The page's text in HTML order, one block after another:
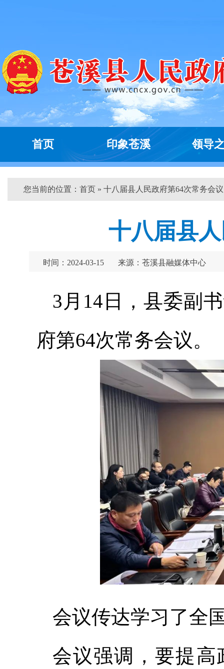
首页 印象苍溪 领导
您当前的位置： 首页 » 十八届县人民政府第64次常务会
十八届县
时间：2024-03-15 来源：苍溪县融媒体中心
3月14日，县委副
府第64次常务会议。
会议传达学习了全
会议强调，要提高